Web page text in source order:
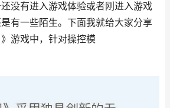
没有进入游戏体验或者刚进入游戏
有一些陌生。下面我就给大家分享
游戏中，针对操控模